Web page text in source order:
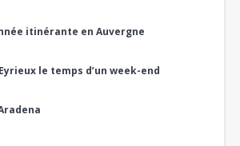
itinérante en Auvergne
le temps d’un week-end